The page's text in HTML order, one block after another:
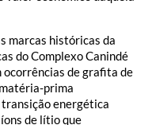
marcas históricas da
do Complexo Canindé
ocorrências de grafita de
prima
energética
de lítio que